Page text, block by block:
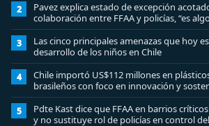
2
Pavez explica estado de excepción
colaboración entre FFAA y policías, “es
analizar”
3
Las cinco principales amenazas que hoy
desarrollo de los niños en Chile
4
Chile importó US$112 millones en
brasileños con foco en innovación y
5
Pdte Kast dice que FFAA en barrios
y no sustituye rol de policías en control